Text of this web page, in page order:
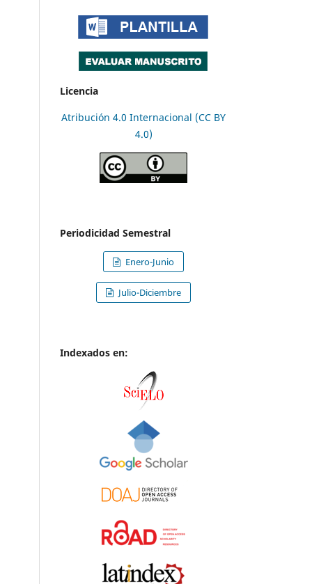
Licencia
Atribución 4.0 Internacional (CC BY
4.0)
Periodicidad Semestral
Enero-Junio
Julio-Diciembre
Indexados en: